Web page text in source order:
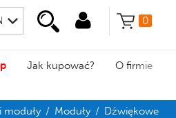
0
Jak kupować? O firmie
moduły / Moduły / Dźwiękowe